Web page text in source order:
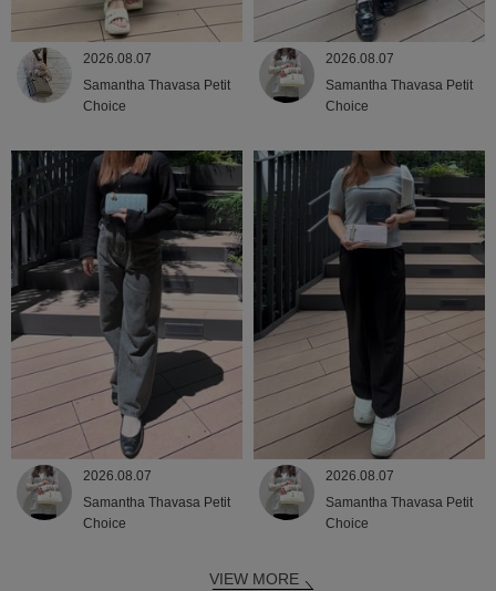
2026.08.07
Samantha Thavasa Petit
Choice
2026.08.07
Samantha Thavasa Petit
Choice
2026.08.07
Samantha Thavasa Petit
Choice
2026.08.07
Samantha Thavasa Petit
Choice
VIEW MORE